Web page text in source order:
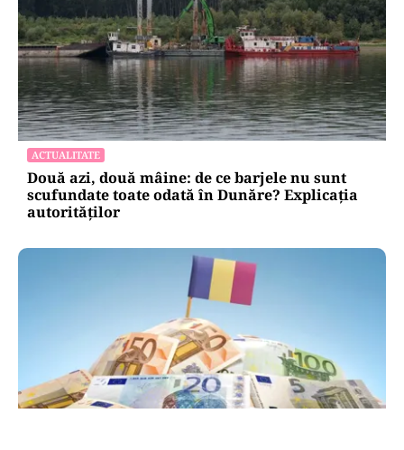
ACTUALITATE
Două azi, două mâine: de ce barjele nu sunt
scufundate toate odată în Dunăre? Explicația
autorităților